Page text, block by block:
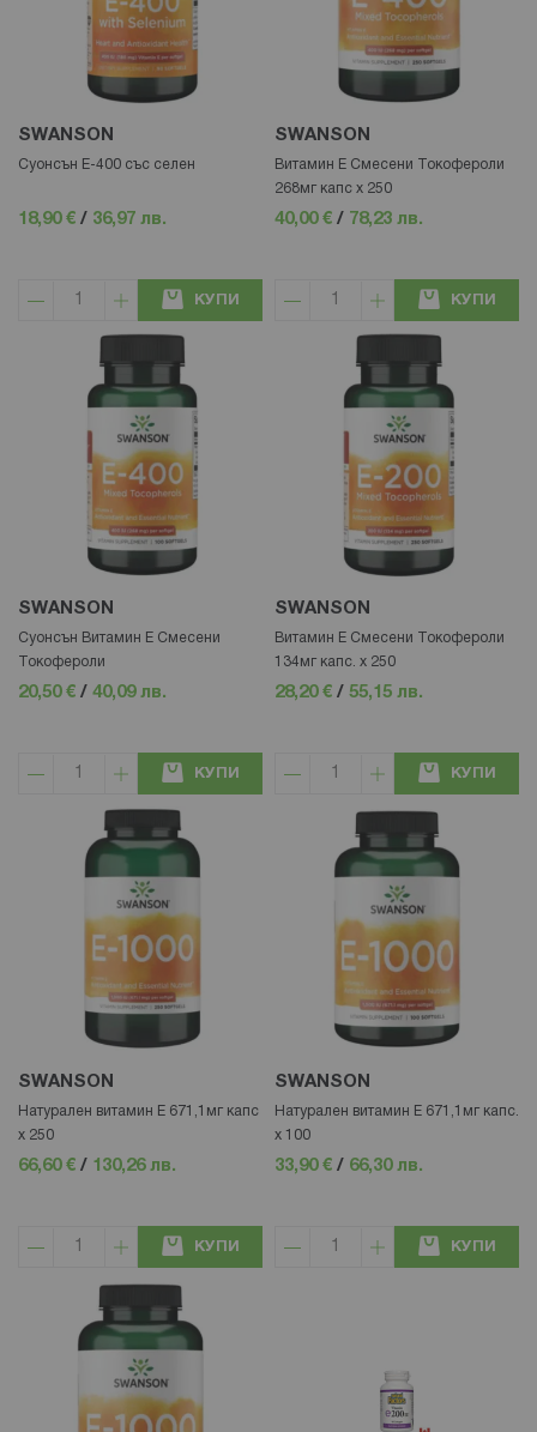
SWANSON
Суонсън Е-400 със селен
18,90 € / 36,97 лв.
КУПИ
SWANSON
Витамин Е Смесени Токофероли
268мг капс x 250
40,00 € / 78,23 лв.
КУПИ
SWANSON
Суонсън Витамин Е Смесени
Токофероли
20,50 € / 40,09 лв.
КУПИ
SWANSON
Витамин Е Смесени Токофероли
134мг капс. x 250
28,20 € / 55,15 лв.
КУПИ
SWANSON
Натурален витамин Е 671,1мг капс
x 250
66,60 € / 130,26 лв.
КУПИ
SWANSON
Натурален витамин Е 671,1мг капс.
x 100
33,90 € / 66,30 лв.
КУПИ